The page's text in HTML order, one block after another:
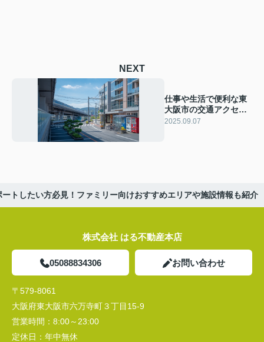
NEXT
仕事や生活で便利な東
大阪市の交通アクセス
とは？快適な暮らしに
2025.09.07
トしたい方必見！ファミリー向けおすすめエリアや施設情報も紹介
株式会社 はる不動産本店
05088834306 お問い合わせ
〒579-8061
大阪府東大阪市六万寺町３丁目15-9
営業時間： 8:00～23:00
定休日： 年中無休